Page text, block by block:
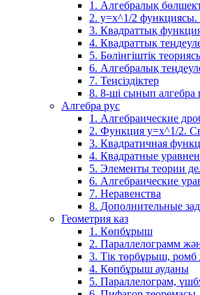
1. Алгебралық
2. у=х^1/2 функциясы.
3. Квадраттық
4. Квадраттық
5. Бөлінгіштік
6. Алгебралық
7. Теңсіздіктер
8. 8-ші сынып
Алгебра рус
1. Алгебраические
2. Функция y=x^1/2.
3. Квадратичная
4. Квадратные
5. Элементы теории
6. Алгебраические
7. Неравенства
8. Дополнительные
Геометрия каз
1. Көпбұрыш
2. Параллелограмм
3. Тік төрбұрыш, ромб
4. Көпбұрыш ауданы
5. Параллелограм,